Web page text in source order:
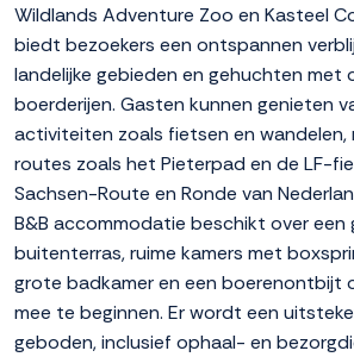
Wildlands Adventure Zoo en Kasteel
biedt bezoekers een ontspannen
landelijke gebieden en gehuchten met
boerderijen. Gasten kunnen genieten
activiteiten zoals fietsen en wandelen,
routes zoals het Pieterpad en de LF-
Sachsen-Route en Ronde van
B&B accommodatie beschikt over een
buitenterras, ruime kamers met
grote badkamer en een boerenontbijt
mee te beginnen. Er wordt een
geboden, inclusief ophaal- en